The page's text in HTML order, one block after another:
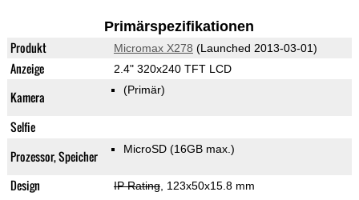
Primärspezifikationen
Produkt Micromax X278 (Launched 2013-03-01)
Anzeige 2.4" 320x240 TFT LCD
Kamera (Primär)
Selfie
Prozessor, Speicher
MicroSD (16GB max.)
Design IP Rating, 123x50x15.8 mm